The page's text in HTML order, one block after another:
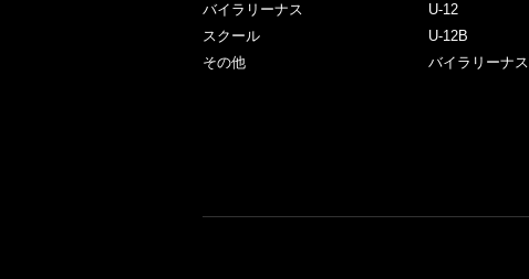
バイラリーナス
スクール
その他
U-12
U-12B
バイラリーナス